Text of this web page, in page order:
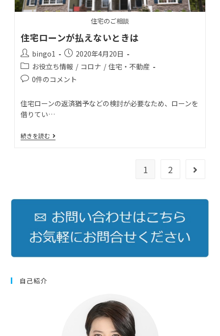
住宅のご相談
住宅ローンが払えないときは
bingo1
2020年4月20日
お役立ち情報 / コロナ / 住宅・不動産
0件のコメント
住宅ローンの返済猶予などの検討が必要なため、ローンを
借りてい…
続きを読む
1 2
自己紹介